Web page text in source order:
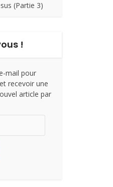
(Partie 3)
!
mail pour
recevoir une
article par